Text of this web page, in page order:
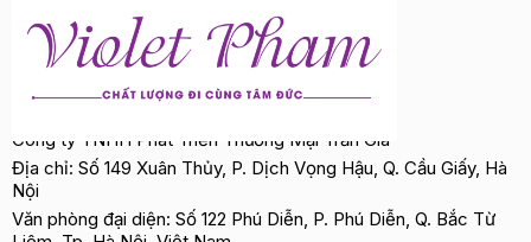
Công ty TNHH Phát Triển Thương Mại Trần Gia
Địa chỉ: Số 149 Xuân Thủy, P. Dịch Vọng Hậu, Q. Cầu Giấy, Hà
Nội
Văn phòng đại diện: Số 122 Phú Diễn, P. Phú Diễn, Q. Bắc Từ